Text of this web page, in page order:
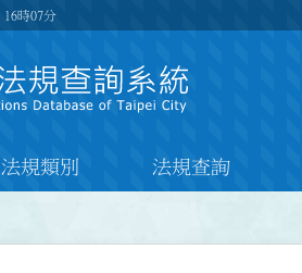
16時07分
法規類別 法規查詢